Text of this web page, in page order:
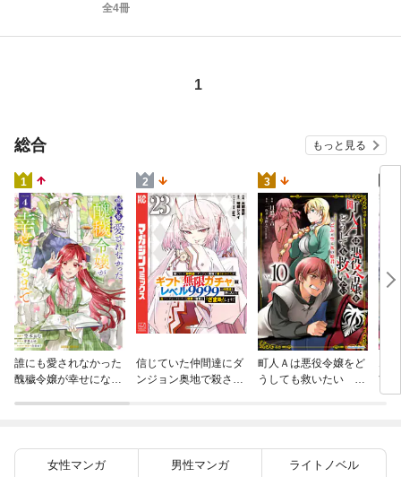
全4冊
1
総合 もっと見る
1
誰にも愛されなかった
醜穢令嬢が幸せになる
2
信じていた仲間達にダ
ンジョン奥地で殺され
バーと世界に復讐＆
3
町人Ａは悪役令嬢をど
うしても救いたい ～
す
嫁
女性マンガ 男性マンガ ライトノベル